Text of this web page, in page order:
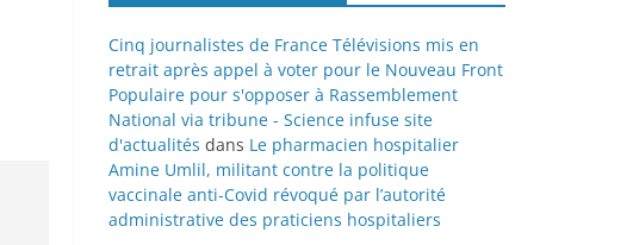
Cinq journalistes de France Télévisions mis en
retrait après appel à voter pour le Nouveau Front
Populaire pour s'opposer à Rassemblement
National via tribune - Science infuse site
d'actualités dans Le pharmacien hospitalier
Amine Umlil, militant contre la politique
vaccinale anti-Covid révoqué par l’autorité
administrative des praticiens hospitaliers